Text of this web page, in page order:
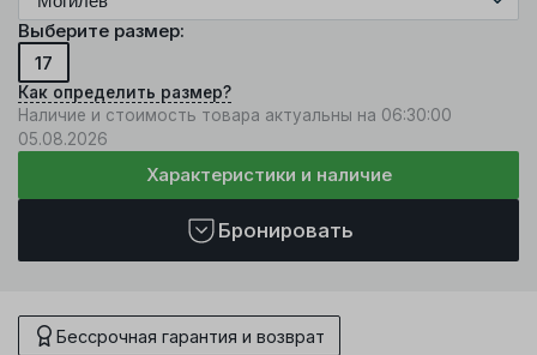
Выберите размер:
17
Как определить размер?
Наличие и стоимость товара актуальны на 06:30:00
05.08.2026
Характеристики и наличие
Бронировать
Бессрочная гарантия и возврат